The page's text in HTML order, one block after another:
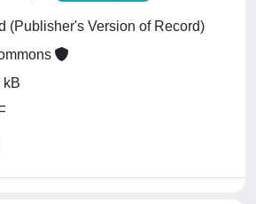
(Publisher's Version of Record)
kB